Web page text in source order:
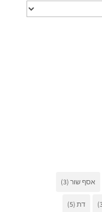
אסף שור(3)
דת(5)